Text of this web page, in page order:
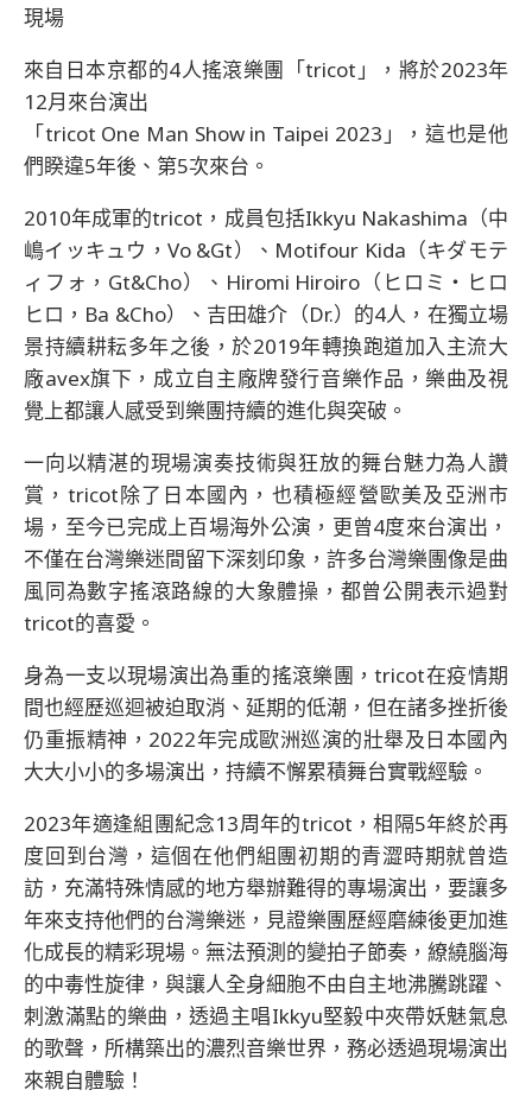
現場
來自日本京都的4人搖滾樂團「tricot」，將於2023年
12月來台演出
「tricot One Man Show in Taipei 2023」，這也是他
們睽違5年後、第5次來台。
2010年成軍的tricot，成員包括Ikkyu Nakashima（中
嶋イッキュウ，Vo &Gt）、Motifour Kida（キダモテ
ィフォ，Gt&Cho）、Hiromi Hiroiro（ヒロミ・ヒロ
ヒロ，Ba &Cho）、吉田雄介（Dr.）的4人，在獨立場
景持續耕耘多年之後，於2019年轉換跑道加入主流大
廠avex旗下，成立自主廠牌發行音樂作品，樂曲及視
覺上都讓人感受到樂團持續的進化與突破。
一向以精湛的現場演奏技術與狂放的舞台魅力為人讚
賞，tricot除了日本國內，也積極經營歐美及亞洲市
場，至今已完成上百場海外公演，更曾4度來台演出，
不僅在台灣樂迷間留下深刻印象，許多台灣樂團像是曲
風同為數字搖滾路線的大象體操，都曾公開表示過對
tricot的喜愛。
身為一支以現場演出為重的搖滾樂團，tricot在疫情期
間也經歷巡迴被迫取消、延期的低潮，但在諸多挫折後
仍重振精神，2022年完成歐洲巡演的壯舉及日本國內
大大小小的多場演出，持續不懈累積舞台實戰經驗。
2023年適逢組團紀念13周年的tricot，相隔5年終於再
度回到台灣，這個在他們組團初期的青澀時期就曾造
訪，充滿特殊情感的地方舉辦難得的專場演出，要讓多
年來支持他們的台灣樂迷，見證樂團歷經磨練後更加進
化成長的精彩現場。無法預測的變拍子節奏，繚繞腦海
的中毒性旋律，與讓人全身細胞不由自主地沸騰跳躍、
刺激滿點的樂曲，透過主唱Ikkyu堅毅中夾帶妖魅氣息
的歌聲，所構築出的濃烈音樂世界，務必透過現場演出
來親自體驗！